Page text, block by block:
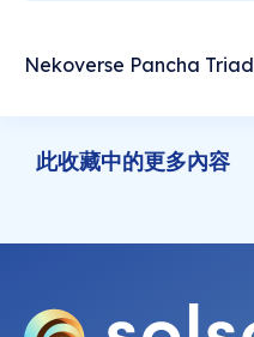
Nekoverse Pancha Triad
此收藏中的更多內容